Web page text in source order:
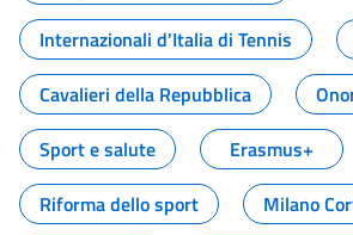
Internazionali d'Italia di Tennis
Cavalieri della Repubblica
Sport e salute
Erasmus+
Riforma dello sport
Milano